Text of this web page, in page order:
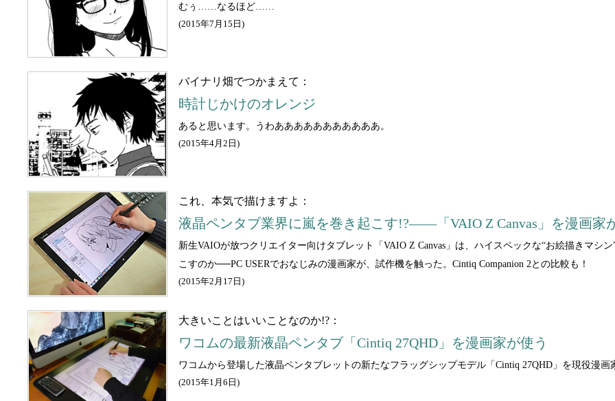
むぅ……なるほど……
(2015年7月15日 )
バイナリ畑でつかまえて：
時計じかけのオレンジ
あると思います。うわあああああああああああ。
(2015年4月2日 )
これ、本気で描けますよ：
液晶ペンタブ業界に嵐を巻き起こす!?――「VAIO Z Canvas」を漫画家
新生VAIOが放つクリエイター向けタブレット「VAIO Z Canvas」は、ハイスペックな“お絵描きマシ
こすのか──PC USERでおなじみの漫画家が、試作機を触った。Cintiq Companion 2との比較も！
(2015年2月17日 )
大きいことはいいことなのか!?：
ワコムの最新液晶ペンタブ「Cintiq 27QHD」を漫画家が使う
ワコムから登場した液晶ペンタブレットの新たなフラッグシップモデル「Cintiq 27QHD」を現役漫画
(2015年1月6日 )